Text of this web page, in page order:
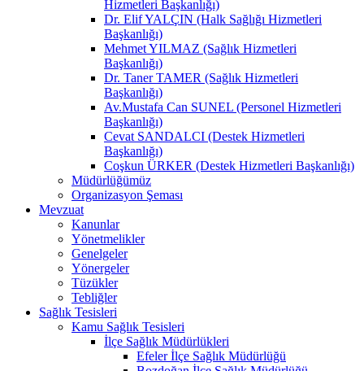
Hizmetleri Başkanlığı)
Dr. Elif YALÇIN (Halk Sağlığı Hizmetleri
Başkanlığı)
Mehmet YILMAZ (Sağlık Hizmetleri
Başkanlığı)
Dr. Taner TAMER (Sağlık Hizmetleri
Başkanlığı)
Av.Mustafa Can SUNEL (Personel Hizmetleri
Başkanlığı)
Cevat SANDALCI (Destek Hizmetleri
Başkanlığı)
Coşkun ÜRKER (Destek Hizmetleri Başkanlığı)
Müdürlüğümüz
Organizasyon Şeması
Mevzuat
Kanunlar
Yönetmelikler
Genelgeler
Yönergeler
Tüzükler
Tebliğler
Sağlık Tesisleri
Kamu Sağlık Tesisleri
İlçe Sağlık Müdürlükleri
Efeler İlçe Sağlık Müdürlüğü